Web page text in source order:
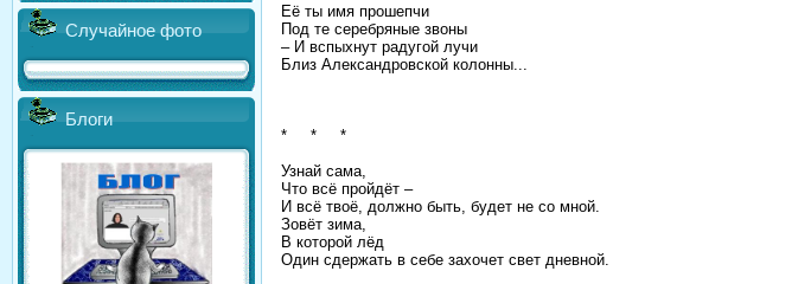
Случайное фото
Блоги
Её ты имя прошепчи
Под те серебряные звоны
– И вспыхнут радугой лучи
Близ Александровской колонны...
* * *
Узнай сама,
Что всё пройдёт –
И всё твоё, должно быть, будет не со мной.
Зовёт зима,
В которой лёд
Один сдержать в себе захочет свет дневной.